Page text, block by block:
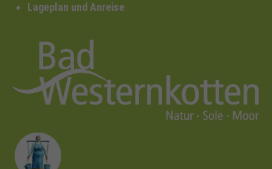
Lageplan und Anreise